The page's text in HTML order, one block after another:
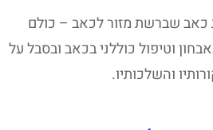
שברשת מזור לכאב – כולם
וטיפול כוללני בכאב ובסבל על
והשלכותיו.